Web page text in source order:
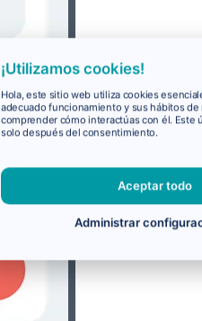
¡Utilizamos cookies!
Hola, este sitio web utiliza cookies
adecuado funcionamiento y sus hábitos de
comprender cómo interactúas con él. Este
solo después del consentimiento.
Aceptar todo
Administrar